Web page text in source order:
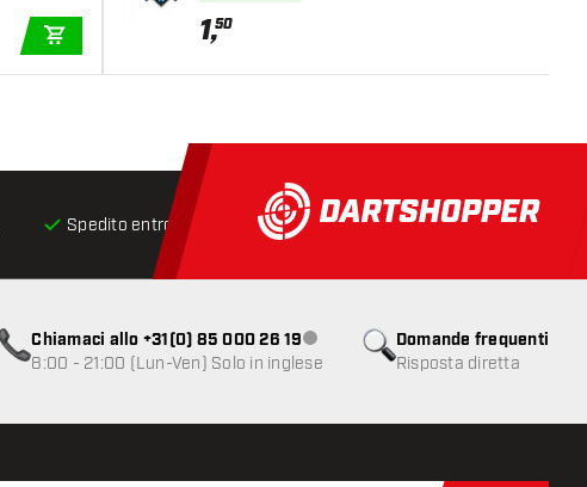
AGGIUNGI AL CARRELLO
1,50
Spedito entro 24 ore Spedizione gratuitada € 75
Domande frequenti
Risposta diretta
Chiamaci allo +31(0) 85 000 26 19Servizio clienti non disponibile
8:00 - 21:00 (Lun-Ven) Solo in inglese